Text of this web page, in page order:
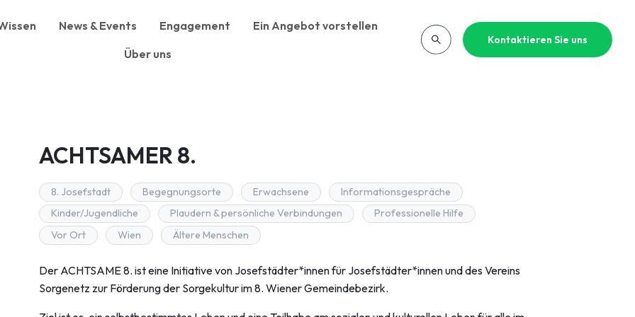
News & Events Engagement
Ein Angebot vorstellen
Über uns
Kontaktieren Sie uns
ACHTSAMER 8.
8. Josefstadt Begegnungsorte Erwachsene
Informationsgespräche
Kinder/Jugendliche
Plaudern & persönliche Verbindungen
Professionelle Hilfe
Vor Ort
Wien Ältere Menschen
Der ACHTSAME 8. ist eine Initiative von Josefstädter*innen für Josefstädter*innen und des Vereins
Sorgenetz zur Förderung der Sorgekultur im 8. Wiener Gemeindebezirk.